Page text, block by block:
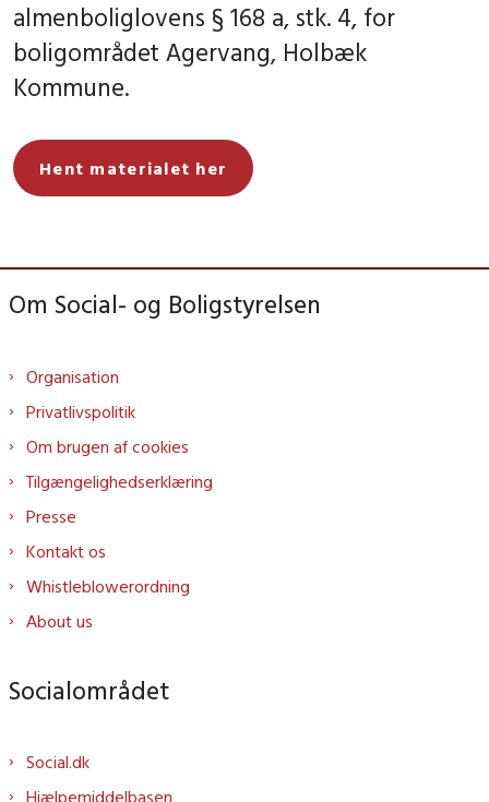
almenboliglovens § 168 a, stk. 4, for
boligområdet Agervang, Holbæk
Kommune.
Hent materialet her
Om Social- og Boligstyrelsen
Organisation
Privatlivspolitik
Om brugen af cookies
Tilgængelighedserklæring
Presse
Kontakt os
Whistleblowerordning
About us
Socialområdet
Social.dk
Hjælpemiddelbasen